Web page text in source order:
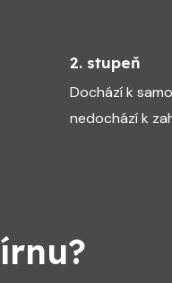
2. stupeň
Dochází k
nedochází k